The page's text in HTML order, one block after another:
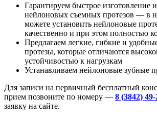
Гарантируем быстрое изготовление
нейлоновых съемных протезов — в
можете установить нейлоновые
качественно и при этом полностью
Предлагаем легкие, гибкие и
протезы, которые отличаются
устойчивостью к нагрузкам
Устанавливаем нейлоновые зубные
Для записи на первичный бесплатный
прием позвоните по номеру — 8 (3842)
заявку на сайте.